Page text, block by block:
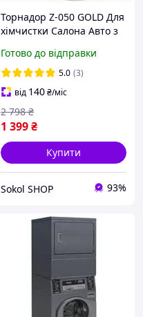
Торнадор Z-050 GOLD Для
хімчистки Салона Авто з
повітря Tornador
Готово до відправки
5.0 (3)
від 140₴/міс
1 399₴
2 798 ₴
Купити
Sokol SHOP 93%